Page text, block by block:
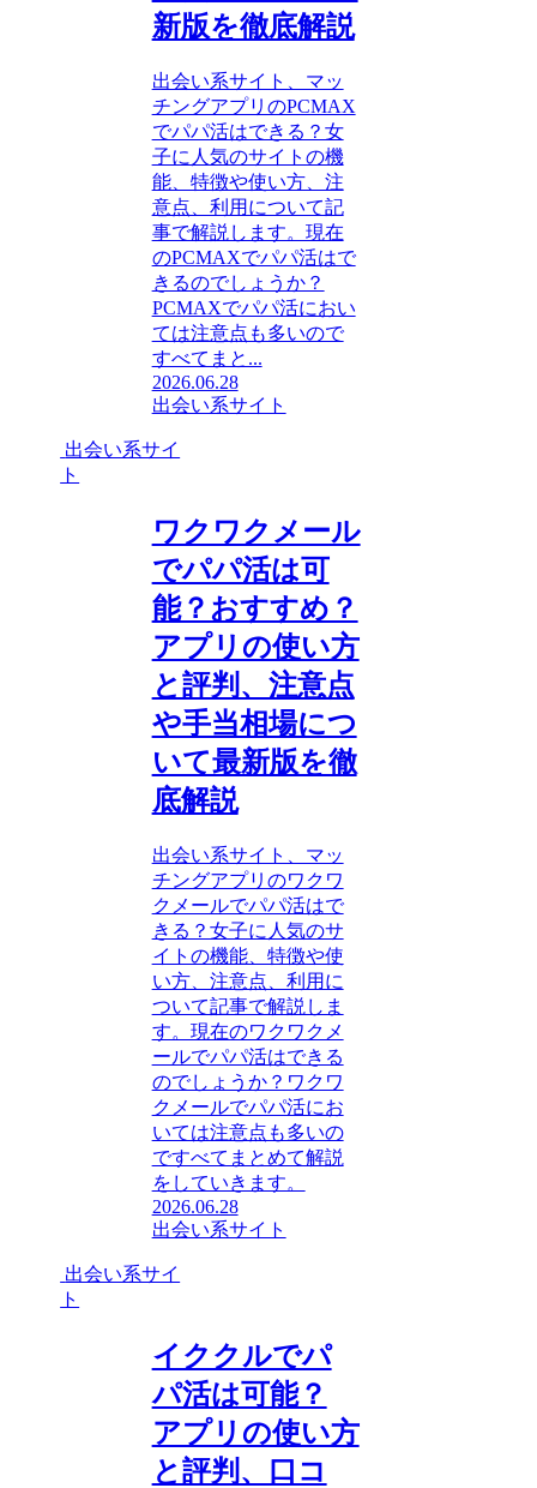
新版を徹底解説
出会い系サイト、マッ
チングアプリのPCMAX
でパパ活はできる？女
子に人気のサイトの機
能、特徴や使い方、注
意点、利用について記
事で解説します。現在
のPCMAXでパパ活はで
きるのでしょうか？
PCMAXでパパ活におい
ては注意点も多いので
すべてまと...
2026.06.28
出会い系サイト
出会い系サイ
ト
ワクワクメール
でパパ活は可
能？おすすめ？
アプリの使い方
と評判、注意点
や手当相場につ
いて最新版を徹
底解説
出会い系サイト、マッ
チングアプリのワクワ
クメールでパパ活はで
きる？女子に人気のサ
イトの機能、特徴や使
い方、注意点、利用に
ついて記事で解説しま
す。現在のワクワクメ
ールでパパ活はできる
のでしょうか？ワクワ
クメールでパパ活にお
いては注意点も多いの
ですべてまとめて解説
をしていきます。
2026.06.28
出会い系サイト
出会い系サイ
ト
イククルでパ
パ活は可能？
アプリの使い方
と評判、口コ